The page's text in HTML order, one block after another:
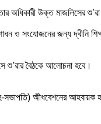
অধিকারী উক্ত মাজলিসের
ও সংযোজনের জন্য দ্বীনি
শু’রার বৈঠকে আলোচনা হবে।
সভাপতি) অীধবেশনের আহবায়ক